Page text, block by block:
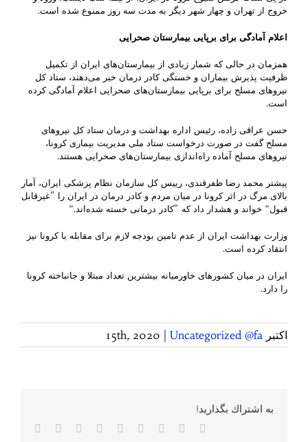
خروج از تهران و چهار شهر دیگر به مدت سه روز ممنوع شده است.
اعلام آمادگی برای برپایی بیمارستان صحرایی
همزمان در حالی که شمار زیادی از بیمارستان‌های ایران از تکمیل
ظرفیت پذیرش بیماران و خستگی کادر درمان خبر می‌دهند، ستاد کل
نیروهای مسلح برای برپایی بیمارستان‌های صحرایی اعلام آمادگی کرده
است.
حسن عراقی زاده، رئیس اداره بهداشت و درمان ستاد کل نیروهای
مسلح گفت در صورت درخواست ستاد ملی مدیریت بیماری کرونا،
نیروهای مسلح آماده راه‌اندازی بیمارستان‌های صحرایی هستند.
پیشتر محمد رضا ظفرقندی، رییس کل سازمان نظام پزشکی ایران، آمار
بالای مرگ در اثر کرونا در میان مردم و کادر درمان در ایران را “غیرقابل
قبول” خواند و هشدار داد که “کادر درمانی خسته شده‌اند.”
وزارت بهداشت ایران از عدم تامین بودجه لازم برای مقابله با کرونا نیز
انتقاد کرده است.
ایران در میان کشورهای خاورمیانه بیشترین تعداد مبتلا و جانباخته کرونا
را دارد.
اکتبر 15th, 2020 Uncategorized @fa
به اشتراك بگذاريد!
Facebook
Twitter
Reddit
LinkedIn
WhatsApp
Tumblr
Pinterest